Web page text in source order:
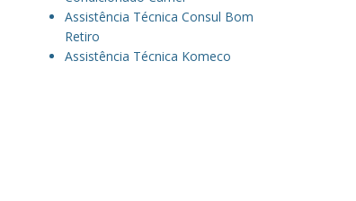
Assistência Técnica Consul Bom
Retiro
Assistência Técnica Komeco